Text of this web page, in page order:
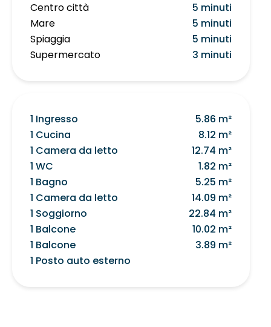
Centro città
5 minuti
Mare
5 minuti
Spiaggia
5 minuti
Supermercato
3 minuti
1 Ingresso
5.86 m²
1 Cucina
8.12 m²
1 Camera da letto
12.74 m²
1 WC
1.82 m²
1 Bagno
5.25 m²
1 Camera da letto
14.09 m²
1 Soggiorno
22.84 m²
1 Balcone
10.02 m²
1 Balcone
3.89 m²
1 Posto auto esterno